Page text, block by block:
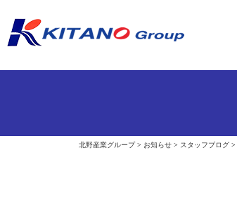
北野産業グループ> お知らせ > スタッフブログ >